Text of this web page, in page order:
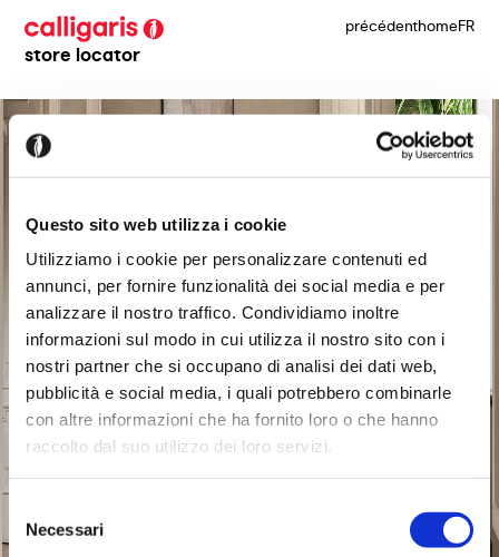
Questo sito web utilizza i cookie
Utilizziamo i cookie per personalizzare contenuti ed
annunci, per fornire funzionalità dei social media e per
analizzare il nostro traffico. Condividiamo inoltre
informazioni sul modo in cui utilizza il nostro sito con i
nostri partner che si occupano di analisi dei dati web,
pubblicità e social media, i quali potrebbero combinarle
con altre informazioni che ha fornito loro o che hanno
raccolto dal suo utilizzo dei loro servizi.
delNecessari
store locator
précédenthomeFR